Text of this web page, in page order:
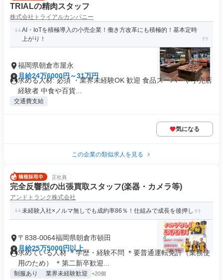
TRIALの精肉スタッフ
株式会社トライアルカンパニー
AI・IoTを積極導入の小売企業！働き方改革にも積極的！基本定時
上がり！
福岡県朝倉市屋永
月給24万6000円～31万円
求める人材: 必須 ・業界未経験OK 歓迎 食品スーパーや小売店
経験者 中食や百貨...
交通費支給
気になる
この企業の類似求人を見る
正社員
完全反響型の出張買取スタッフ(楽器・カメラ等)
アンドトランク株式会社
未経験入社×ノルマ無しでも成約率86％！仕組みで成長を後押し
〒838-0064福岡県朝倉市頓田
月給25万5000円以上
求めている人材 ＊学歴・経験不問 ＊要普通運転免許（業務使
用のため） ＊第二新卒歓迎...
制服あり 業界未経験歓迎 +20個